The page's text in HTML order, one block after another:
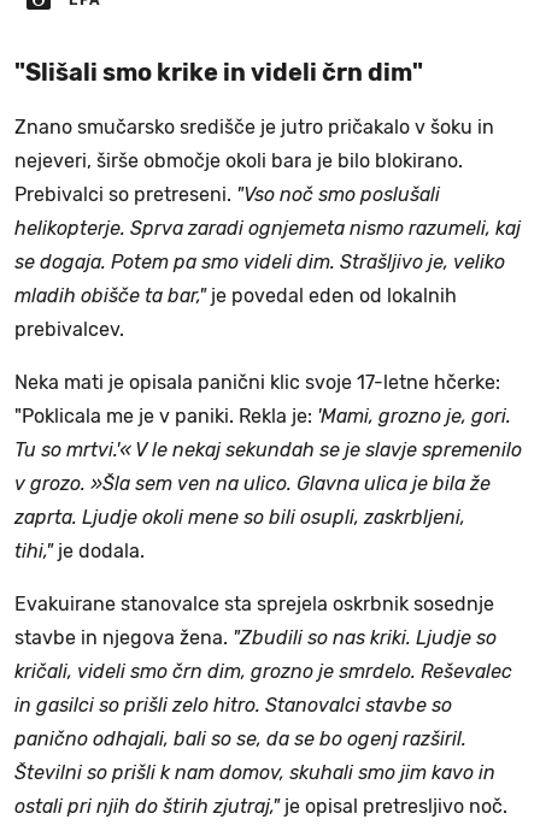
"Slišali smo krike in videli črn dim"
Znano smučarsko središče je jutro pričakalo v šoku in
nejeveri, širše območje okoli bara je bilo blokirano.
Prebivalci so pretreseni. "Vso noč smo poslušali
helikopterje. Sprva zaradi ognjemeta nismo razumeli, kaj
se dogaja. Potem pa smo videli dim. Strašljivo je, veliko
mladih obišče ta bar,"je povedal eden od lokalnih
prebivalcev.
Neka mati je opisala panični klic svoje 17-letne hčerke:
"Poklicala me je v paniki. Rekla je: 'Mami, grozno je, gori.
Tu so mrtvi.'« V le nekaj sekundah se je slavje spremenilo
v grozo. »Šla sem ven na ulico. Glavna ulica je bila že
zaprta. Ljudje okoli mene so bili osupli, zaskrbljeni,
tihi," je dodala.
Evakuirane stanovalce sta sprejela oskrbnik sosednje
stavbe in njegova žena. "Zbudili so nas kriki. Ljudje so
kričali, videli smo črn dim, grozno je smrdelo. Reševalec
in gasilci so prišli zelo hitro. Stanovalci stavbe so
panično odhajali, bali so se, da se bo ogenj razširil.
Številni so prišli k nam domov, skuhali smo jim kavo in
ostali pri njih do štirih zjutraj,"je opisal pretresljivo noč.